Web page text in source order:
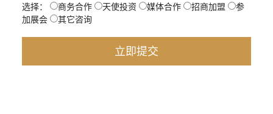
选择： 商务合作 天使投资 媒体合作 招商加盟
参
加展会
其它咨询